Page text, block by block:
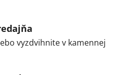
vyzdvihnite v kamennej